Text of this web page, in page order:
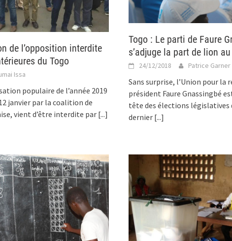
de l’opposition interdite
du Togo
Issa
populaire de l’année 2019
janvier par la coalition de
vient d’être interdite par[...]
Togo : Le parti de Faure
s’adjuge la part de lion
24/12/2018 Patrice Garner
Sans surprise, l’Union pour la
président Faure Gnassingbé
tête des élections législatives
dernier [...]